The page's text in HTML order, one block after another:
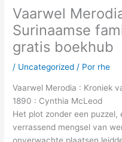
Vaarwel
Surinaamse
gratis boekhub
/ Uncategorized / Por rhe
Vaarwel Merodia : Kroniek
1890 : Cynthia McLeod
Het plot zonder een puzzel,
verrassend mengsel van